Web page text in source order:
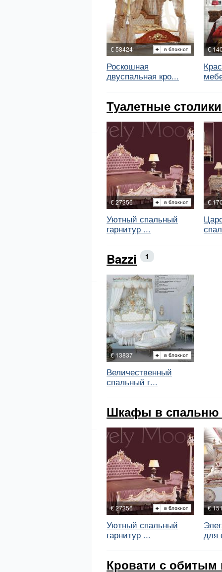
€ 58424
Роскошная
двуспальная кро...
€
Туалетные
€ 27356
Уютный спальный
гарнитур ...
€
Bazzi 1
€ 13837
Величественный
спальный г...
Шкафы в спальню
€ 27356
Уютный спальный
гарнитур ...
€
для
Кровати с обитым